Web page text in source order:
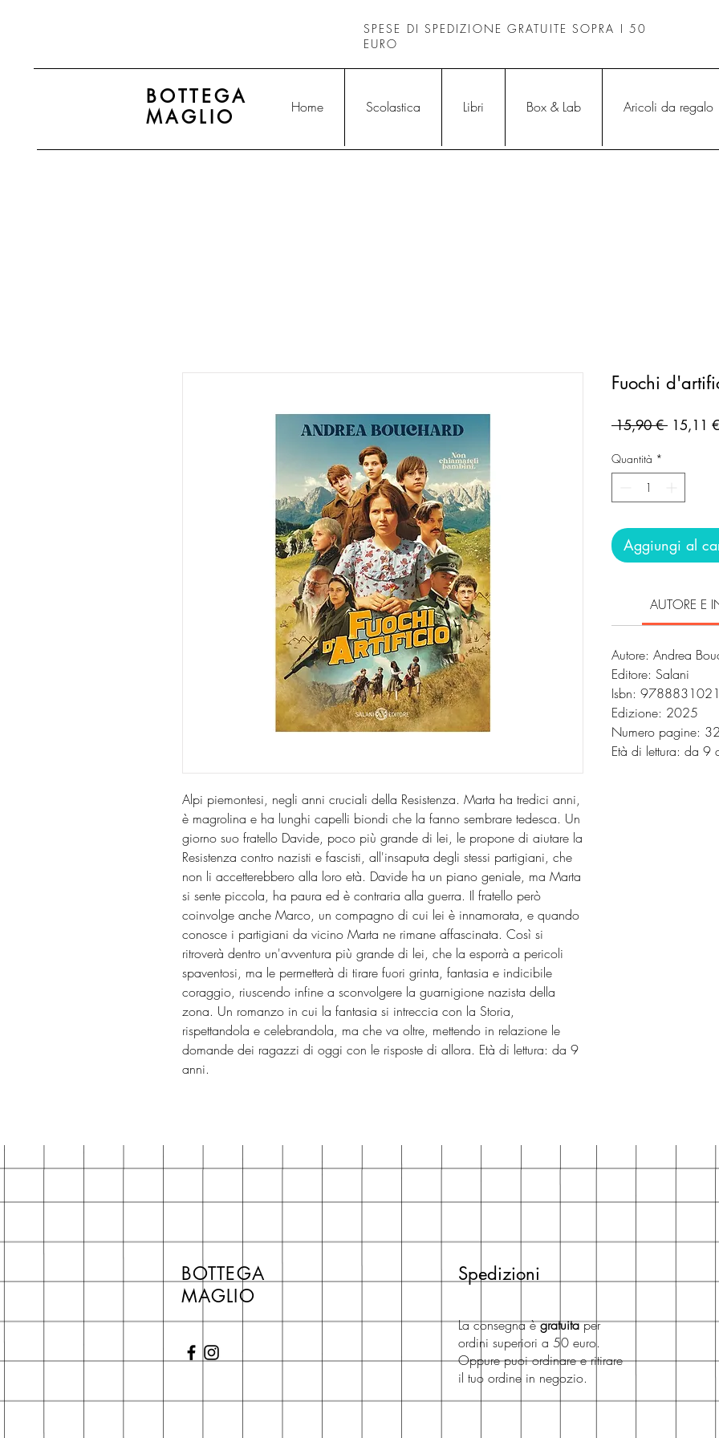
SPESE DI SPEDIZIONE GRATUITE SOPRA I 50
EURO
BOTTEGA
MAGLIO
Home Scolastica Libri Box & Lab Aricoli da regalo
Alpi piemontesi, negli anni cruciali della Resistenza. Marta ha tredici anni,
è magrolina e ha lunghi capelli biondi che la fanno sembrare tedesca. Un
giorno suo fratello Davide, poco più grande di lei, le propone di aiutare la
Resistenza contro nazisti e fascisti, all'insaputa degli stessi partigiani, che
non li accetterebbero alla loro età. Davide ha un piano geniale, ma Marta
si sente piccola, ha paura ed è contraria alla guerra. Il fratello però
coinvolge anche Marco, un compagno di cui lei è innamorata, e quando
conosce i partigiani da vicino Marta ne rimane affascinata. Così si
ritroverà dentro un'avventura più grande di lei, che la esporrà a pericoli
spaventosi, ma le permetterà di tirare fuori grinta, fantasia e indicibile
coraggio, riuscendo infine a sconvolgere la guarnigione nazista della
zona. Un romanzo in cui la fantasia si intreccia con la Storia,
rispettandola e celebrandola, ma che va oltre, mettendo in relazione le
domande dei ragazzi di oggi con le risposte di allora. Età di lettura: da 9
anni.
Fuochi
15,90 € Prezzo
15,11 €
Quantità *
Aggiungi al
AUTORE E
Autore: Andrea
Editore: Salani
Isbn:
Edizione: 2025
Numero pagine:
Età di lettura:
BOTTEGA
MAGLIO
Spedizioni
La consegna ègratuitaper
ordini superiori a 50 euro.
Oppure puoi ordinare e ritirare
il tuo ordine in negozio.